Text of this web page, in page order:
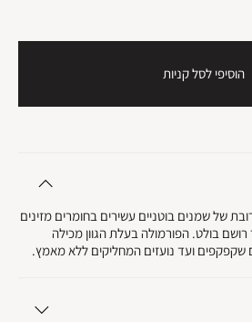
הוסיפי לסל קניות
של שמנים בוטניים עשירים בחומרים מזינים
בולט. הפורמולה בעלת הגוון מכילה
שקפקפים ועד נועזים המחליקים ללא מאמץ.